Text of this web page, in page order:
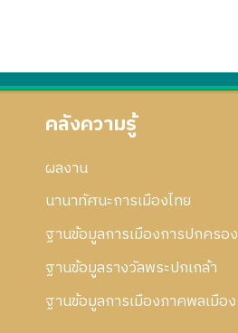
คลังความรู้
ผลงาน
นานาทัศนะการเมืองไทย
ฐานข้อมูลการเมืองการปกครอง
ฐานข้อมูลรางวัลพระปกเกล้า
ฐานข้อมูลการเมืองภาคพลเมือง